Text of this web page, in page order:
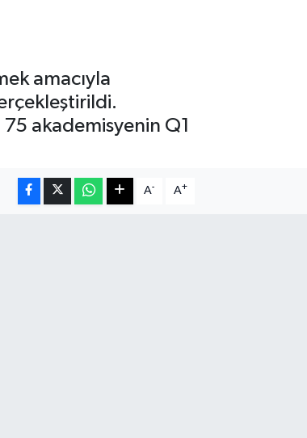
amacıyla
75 akademisyenin Q1
A- A+